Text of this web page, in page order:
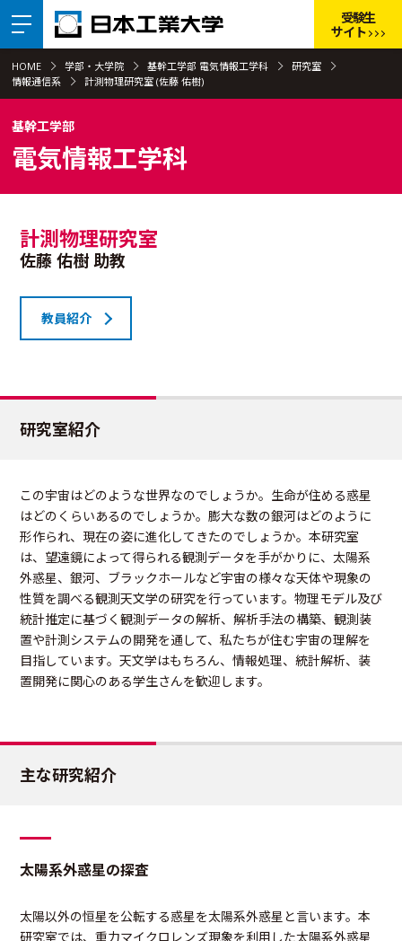
受験生
サイト
HOME 学部・大学院 基幹工学部 電気情報工学科
研究室
情報通信系
計測物理研究室 (佐藤 佑樹)
基幹工学部
電気情報工学科
計測物理研究室
佐藤 佑樹 助教
教員紹介
研究室紹介
この宇宙はどのような世界なのでしょうか。生命が住める惑星
はどのくらいあるのでしょうか。膨大な数の銀河はどのように
形作られ、現在の姿に進化してきたのでしょうか。本研究室
は、望遠鏡によって得られる観測データを手がかりに、太陽系
外惑星、銀河、ブラックホールなど宇宙の様々な天体や現象の
性質を調べる観測天文学の研究を行っています。物理モデル及び
統計推定に基づく観測データの解析、解析手法の構築、観測装
置や計測システムの開発を通して、私たちが住む宇宙の理解を
目指しています。天文学はもちろん、情報処理、統計解析、装
置開発に関心のある学生さんを歓迎します。
主な研究紹介
太陽系外惑星の探査
太陽以外の恒星を公転する惑星を太陽系外惑星と言います。本
研究室では、重力マイクロレンズ現象を利用した太陽系外惑星